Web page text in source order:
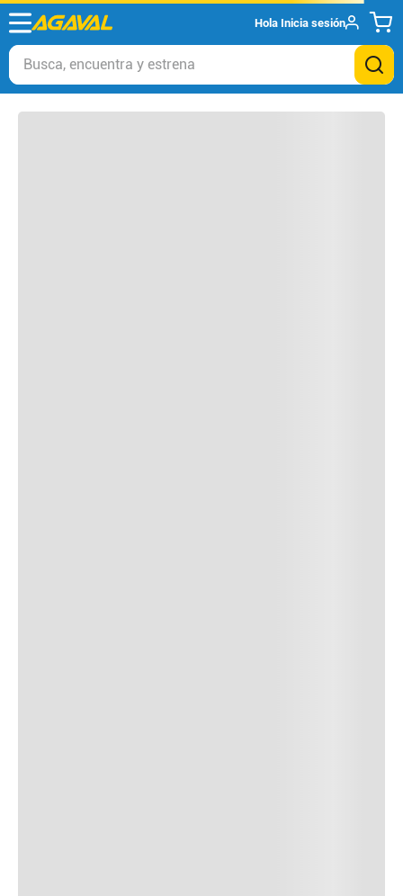
Hola Inicia sesión
Busca, encuentra y estrena
Otros clientes compraron